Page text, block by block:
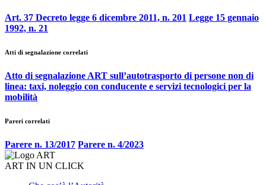
Art. 37 Decreto legge 6 dicembre 2011, n. 201 Legge 15 gennaio
1992, n. 21
Atti di segnalazione correlati
Atto di segnalazione ART sull’autotrasporto di persone non di
linea: taxi, noleggio con conducente e servizi tecnologici per la
mobilità
Pareri correlati
Parere n. 13/2017 Parere n. 4/2023
ART IN UN CLICK